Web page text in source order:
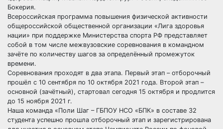
Бокерия.
Всероссийская программа повышения физической активности
общероссийской общественной организации «Лига здоровья
нации» при поддержке Министерства спорта РФ представляет
собой в том числе межвузовские соревнования в командном
зачёте по количеству шагов за определённый промежуток
времени.
Соревнования проходят в два этапа. Первый этап – отборочный
прошёл с 10 сентября по 10 октября 2021 года. Второй этап –
основной (зачётный), стартовал сегодня 15 октября и продлится
до 15 ноября 2021 г.
Наша команда «Поли Шаг – ГБПОУ НСО «БПК» в составе 32
студента успешно прошла отборочный этап и зарегистрирована